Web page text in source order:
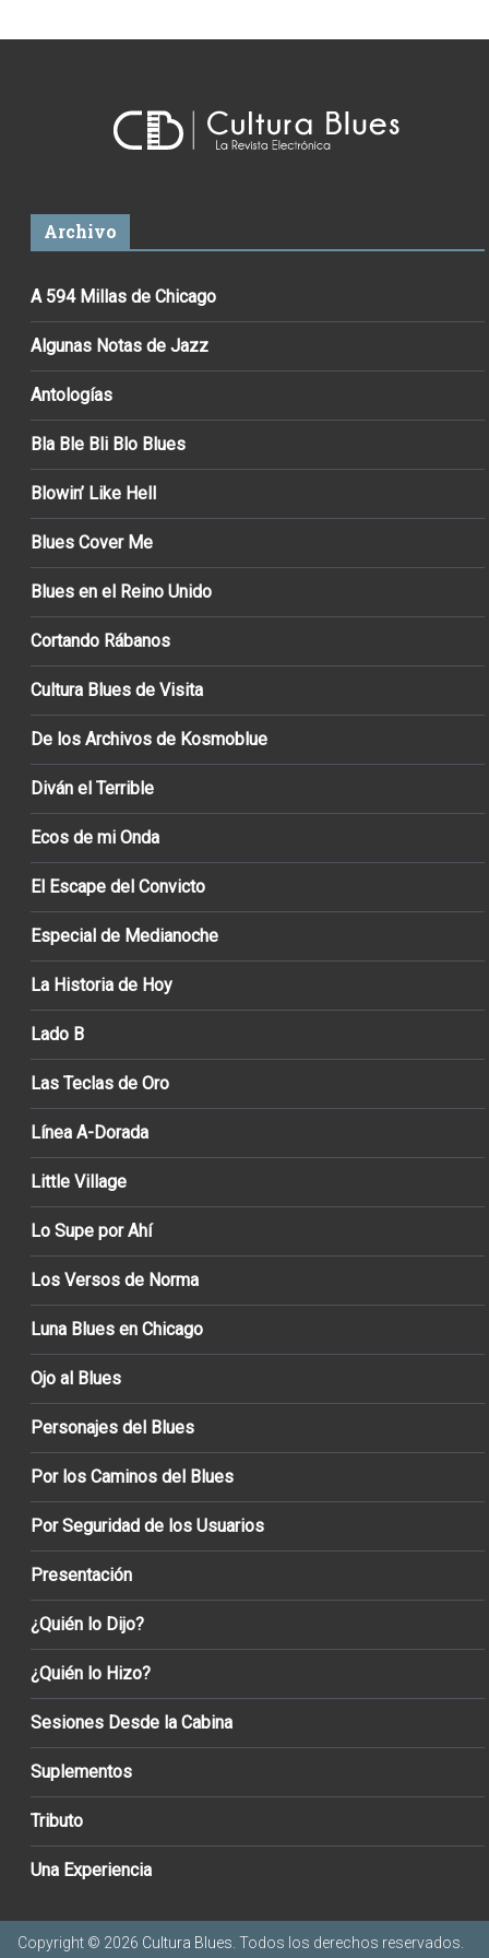
Archivo
A 594 Millas de Chicago
Algunas Notas de Jazz
Antologías
Bla Ble Bli Blo Blues
Blowin’ Like Hell
Blues Cover Me
Blues en el Reino Unido
Cortando Rábanos
Cultura Blues de Visita
De los Archivos de Kosmoblue
Diván el Terrible
Ecos de mi Onda
El Escape del Convicto
Especial de Medianoche
La Historia de Hoy
Lado B
Las Teclas de Oro
Línea A-Dorada
Little Village
Lo Supe por Ahí
Los Versos de Norma
Luna Blues en Chicago
Ojo al Blues
Personajes del Blues
Por los Caminos del Blues
Por Seguridad de los Usuarios
Presentación
¿Quién lo Dijo?
¿Quién lo Hizo?
Sesiones Desde la Cabina
Suplementos
Tributo
Una Experiencia
Copyright © 2026 Cultura Blues. Todos los derechos reservados.